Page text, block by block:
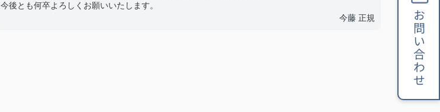
今後とも何卒よろしくお願いいたします。
今藤 正規
お問い合わせ